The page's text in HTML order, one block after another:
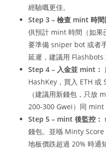
經驗嘅更佳。
Step 3 – 檢查 mint 時間
供預計 mint 時間（如果
要準備 sniper bot 或者
延遲，建議用 Flashbots
Step 4 – 入金並 mint：
HashKey，買入 ETH 或
（建議用新錢包，只放
200-300 Gwei）同 mint
Step 5 – mint 後監控：
錢包。並喺 Minty Score
地板價跌超過 20% 時通